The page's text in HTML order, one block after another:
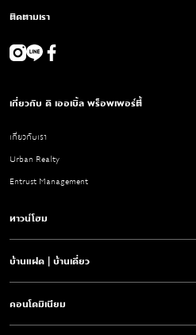
ติดตามเรา
เกี่ยวกับ ดิ เออเบิ้ล พร็อพเพอร์ตี้
เกี่ยวกับเรา
Urban Realty
Entrust Management
ทาวน์โฮม
บ้านแฝด | บ้านเดี่ยว
คอนโดมิเนียม